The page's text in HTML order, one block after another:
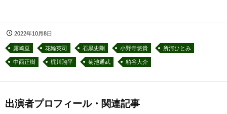
2022年10月8日
露崎亘 花輪英司 石黒史剛 小野寺悠貴 所河ひとみ
中西正樹 梶川翔平 菊池通武 粕谷大介
出演者プロフィール・関連記事